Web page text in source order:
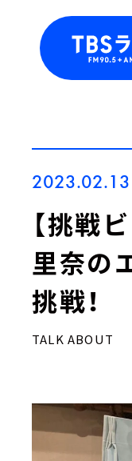
2023.02.13
【挑戦
里奈の
挑戦！
TALK ABOUT